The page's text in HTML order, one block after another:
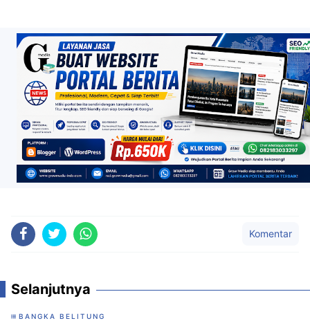
Komentar
Selanjutnya
BANGKA BELITUNG